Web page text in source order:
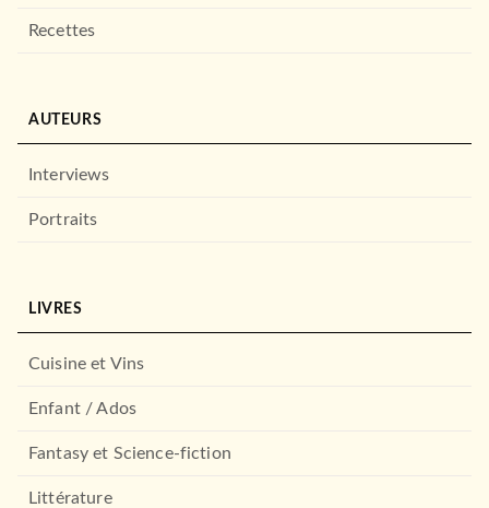
Recettes
AUTEURS
Interviews
Portraits
LIVRES
Cuisine et Vins
Enfant / Ados
Fantasy et Science-fiction
Littérature